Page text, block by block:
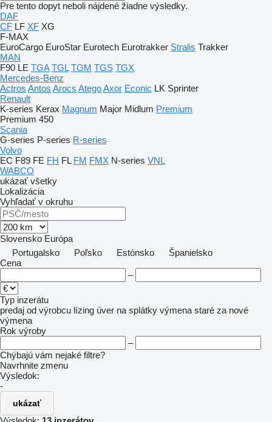
Pre tento dopyt neboli nájdené žiadne výsledky.
DAF
CF LF XF XG
F-MAX
EuroCargo EuroStar Eurotech Eurotrakker Stralis Trakker
MAN
F90 LE TGA TGL TGM TGS TGX
Mercedes-Benz
Actros Antos Arocs AtegoAxor Econic LK Sprinter
Renault
K-series Kerax Magnum Major Midlum Premium
Premium 450
Scania
G-series P-series R-series
Volvo
EC F89 FE FH FL FM FMX N-series VNL
WABCO
ukázať všetky
Lokalizácia
Vyhľadať v okruhu
Slovensko Európa
Portugalsko
Poľsko Estónsko
Španielsko
Cena
–
Typ inzerátu
predaj od výrobcu lízing úver na splátky výmena staré za nové
výmena
Rok výroby
–
Chýbajú vám nejaké filtre?
Navrhnite zmenu
Výsledok:
-
ukázať